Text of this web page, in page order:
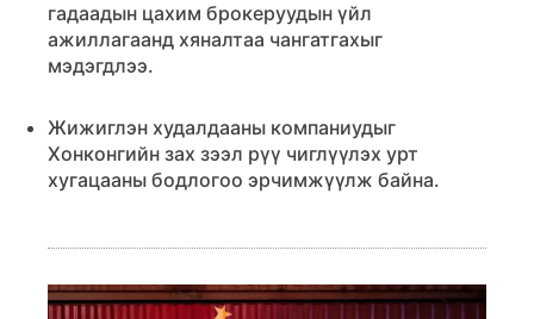
гадаадын цахим брокеруудын үйл
ажиллагаанд хяналтаа чангатгахыг
мэдэгдлээ.
Жижиглэн худалдааны компаниудыг
Хонконгийн зах зээл рүү чиглүүлэх урт
хугацааны бодлогоо эрчимжүүлж байна.